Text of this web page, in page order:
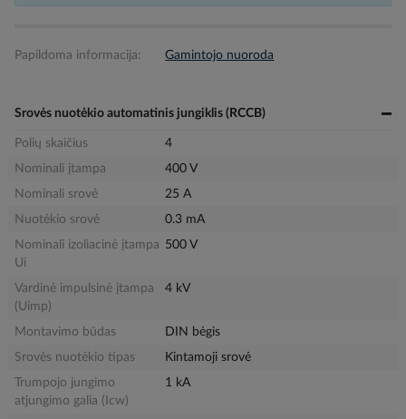
Papildoma informacija: Gamintojo nuoroda
Srovės nuotėkio automatinis jungiklis (RCCB)
Polių skaičius
4
Nominali įtampa
400 V
Nominali srovė
25 A
Nuotėkio srovė
0.3 mA
Nominali izoliacinė įtampa
Ui
500 V
Vardinė impulsinė įtampa
(Uimp)
4 kV
Montavimo būdas
DIN bėgis
Srovės nuotėkio tipas
Kintamoji srovė
Trumpojo jungimo
atjungimo galia (Icw)
1 kA